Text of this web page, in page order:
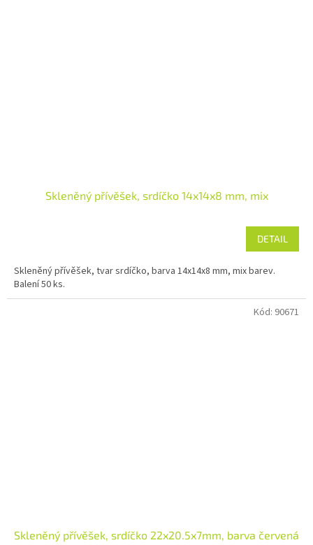
Skleněný přívěšek, srdíčko 14x14x8 mm, mix
DETAIL
Skleněný přívěšek, tvar srdíčko, barva 14x14x8 mm, mix barev.
Balení 50 ks.
Skleněný přívěšek, srdíčko 22x20.5x7mm, barva červená
Kód: 90671